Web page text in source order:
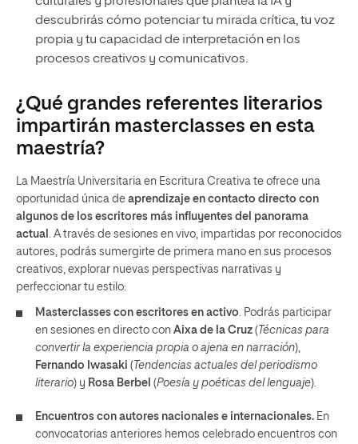
descubrirás cómo potenciar tu mirada crítica, tu voz
propia y tu capacidad de interpretación en los
procesos creativos y comunicativos.
¿Qué grandes referentes literarios
impartirán masterclasses en esta
maestría?
La Maestría Universitaria en Escritura Creativa te ofrece una
oportunidad única de aprendizaje en contacto directo con
algunos de los escritores más influyentes del panorama
actual . A través de sesiones en vivo, impartidas por reconocidos
autores, podrás sumergirte de primera mano en sus procesos
creativos, explorar nuevas perspectivas narrativas y
perfeccionar tu estilo:
Masterclasses con escritores en activo. Podrás participar
en sesiones en directo con Aixa de la Cruz ( Técnicas para
convertir la experiencia propia o ajena en narración),
Fernando Iwasaki ( Tendencias actuales del periodismo
literario) y Rosa Berbel (Poesía y poéticas del lenguaje).
Encuentros con autores nacionales e internacionales. En
convocatorias anteriores hemos celebrado encuentros con